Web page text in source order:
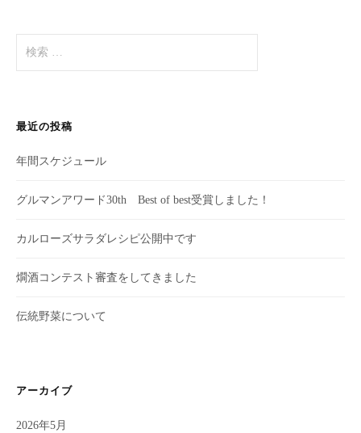
最近の投稿
年間スケジュール
グルマンアワード30th Best of best受賞しました！
カルローズサラダレシピ公開中です
燗酒コンテスト審査をしてきました
伝統野菜について
アーカイブ
2026年5月